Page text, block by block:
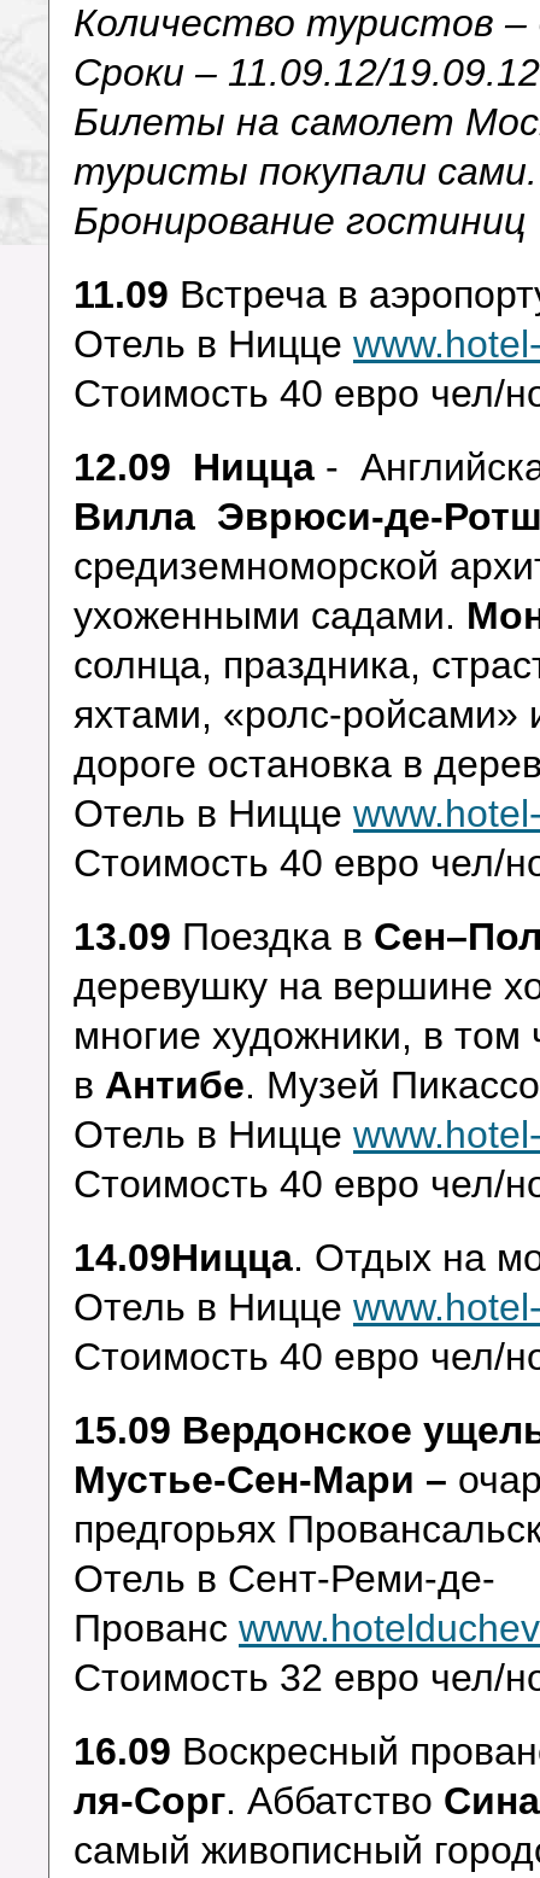
Количество туристов –
Сроки – 11.09.12/19
Билеты на самолет
туристы покупали
Бронирование
11.09 Встреча в
Отель в Ницце
Стоимость 40 евро чел/
12.09 Ницца -
Вилла Эврюси-де-
средиземноморской
ухоженными садами.
солнца, праздника,
яхтами, «ролс-
дороге остановка в
Отель в Ницце
Стоимость 40 евро чел/
13.09 Поездка в
деревушку на вершине
многие художники, в
в Антибе. Музей
Отель в Ницце
Стоимость 40 евро чел/
14.09Ницца. Отдых на
Отель в Ницце
Стоимость 40 евро чел/
15.09 Вердонское
Мустье-Сен-Мари –
предгорьях
Отель в Сент-Реми-де-
Прованс
Стоимость 32 евро чел/
16.09 Воскресный
ля-Сорг. Аббатство
самый живописный